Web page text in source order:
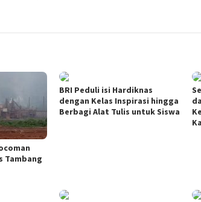
Tambang
BRI Peduli isi Hardiknas
dengan Kelas Inspirasi hingga
Berbagi Alat Tulis untuk Siswa